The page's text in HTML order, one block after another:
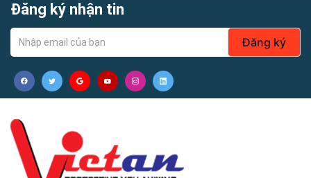
Đăng ký nhận tin
Đăng ký